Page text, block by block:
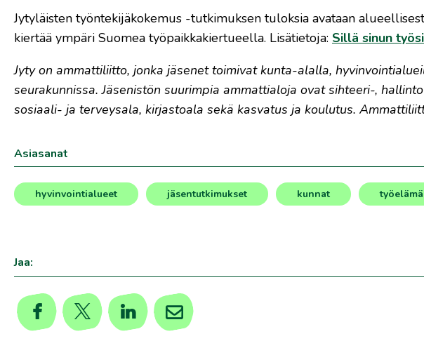
Jytyläisten työntekijäkokemus -tutkimuksen tuloksia avataan
kiertää ympäri Suomea työpaikkakiertueella. Lisätietoja: Sillä sinun
Jyty on ammattiliitto, jonka jäsenet toimivat kunta-alalla,
seurakunnissa. Jäsenistön suurimpia ammattialoja ovat sihteeri-,
sosiaali- ja terveysala, kirjastoala sekä kasvatus ja koulutus.
Asiasanat
hyvinvointialueet jäsentutkimukset kunnat työelämä
Jaa: